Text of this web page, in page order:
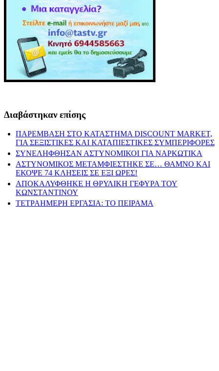
Διαβάστηκαν επίσης
ΠΑΡΕΜΒΑΣΗ ΣΤΟ ΚΑΤΑΣΤΗΜΑ DISCOUNT MARKET,
ΓΙΑ ΣΕΞΙΣΤΙΚΕΣ ΚΑΙ ΚΑΤΑΠΙΕΣΤΙΚΕΣ ΣΥΜΠΕΡΙΦΟΡΕΣ
ΣΥΝΕΛΗΦΘΗΣΑΝ ΑΣΤΥΝΟΜΙΚΟΙ ΓΙΑ ΝΑΡΚΩΤΙΚΑ
ΑΣΤΥΝΟΜΙΚΟΣ ΜΕΤΑΜΦΙΕΣΤΗΚΕ ΣΕ… ΘΑΜΝΟ ΚΑΙ
ΕΚΟΨΕ 74 ΚΛΗΣΕΙΣ ΣΕ ΕΞΙ ΩΡΕΣ!
ΑΠΟΚΑΛΥΦΘΗΚΕ Η ΘΡΥΛΙΚΗ ΓΕΦΥΡΑ ΤΟΥ
ΚΩΝΣΤΑΝΤΙΝΟΥ
ΤΕΤΡΑΗΜΕΡΗ ΕΡΓΑΣΙΑ: ΤΟ ΠΕΙΡΑΜΑ